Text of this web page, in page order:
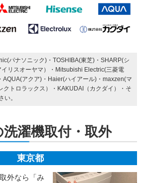
パナソニック)・TOSHIBA(東芝)・SHARP(シ
イリスオーヤマ）・Mitsubishi Electric(三菱電
アクア)・Haier(ハイアール)・maxzen(マ
クトロラックス）・KAKUDAI（カクダイ）・そ
い。
濯機取付・取外
東京都
外なら「み